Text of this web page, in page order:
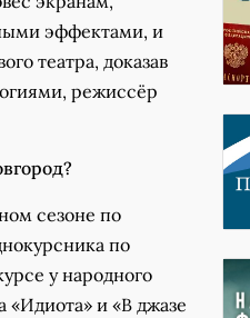
эффектами, и
театра, доказав
режиссёр
сезоне по
по
у народного
и «В джазе